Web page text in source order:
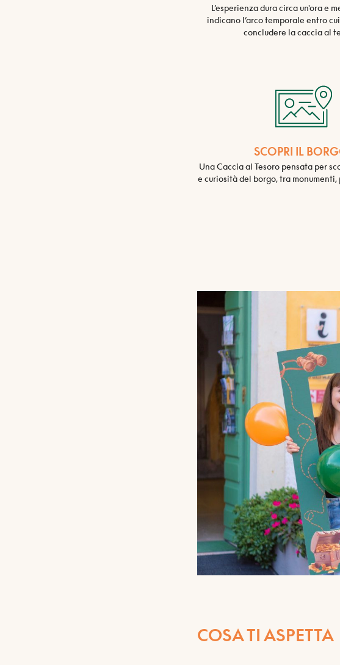
L’esperienza dura circa un'ora e
indicano l’arco temporale entro
concludere la caccia al
SCOPRI IL
Una Caccia al Tesoro pensata per
e curiosità del borgo, tra
COSA TI ASPETTA